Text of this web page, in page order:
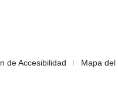
de Accesibilidad Mapa del